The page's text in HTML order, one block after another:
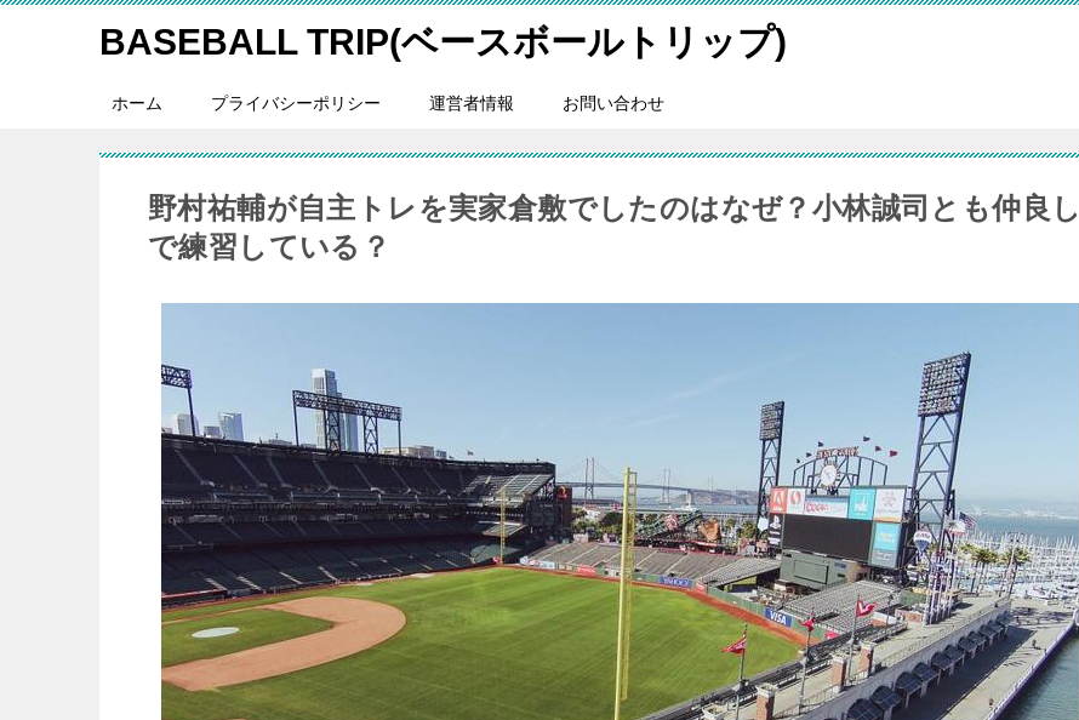
BASEBALL TRIP(ベースボールトリップ)
ホーム プライバシーポリシー 運営者情報 お問い合わせ
野村祐輔が自主トレを実家倉敷でしたのはなぜ？小林誠司とも仲良し
で練習している？